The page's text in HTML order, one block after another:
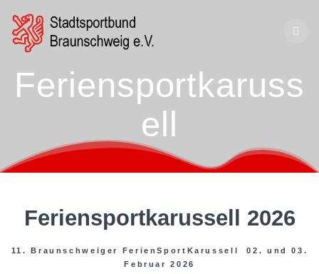
Feriensportkaruss
ell
Feriensportkarussell 2026
11. Braunschweiger FerienSportKarussell 02. und 03.
Februar 2026